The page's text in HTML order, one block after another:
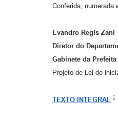
Conferida, numerada
Evandro Regis Zani
Diretor do
Gabinete da Prefeita
Projeto de Lei de
TEXTO INTEGRAL